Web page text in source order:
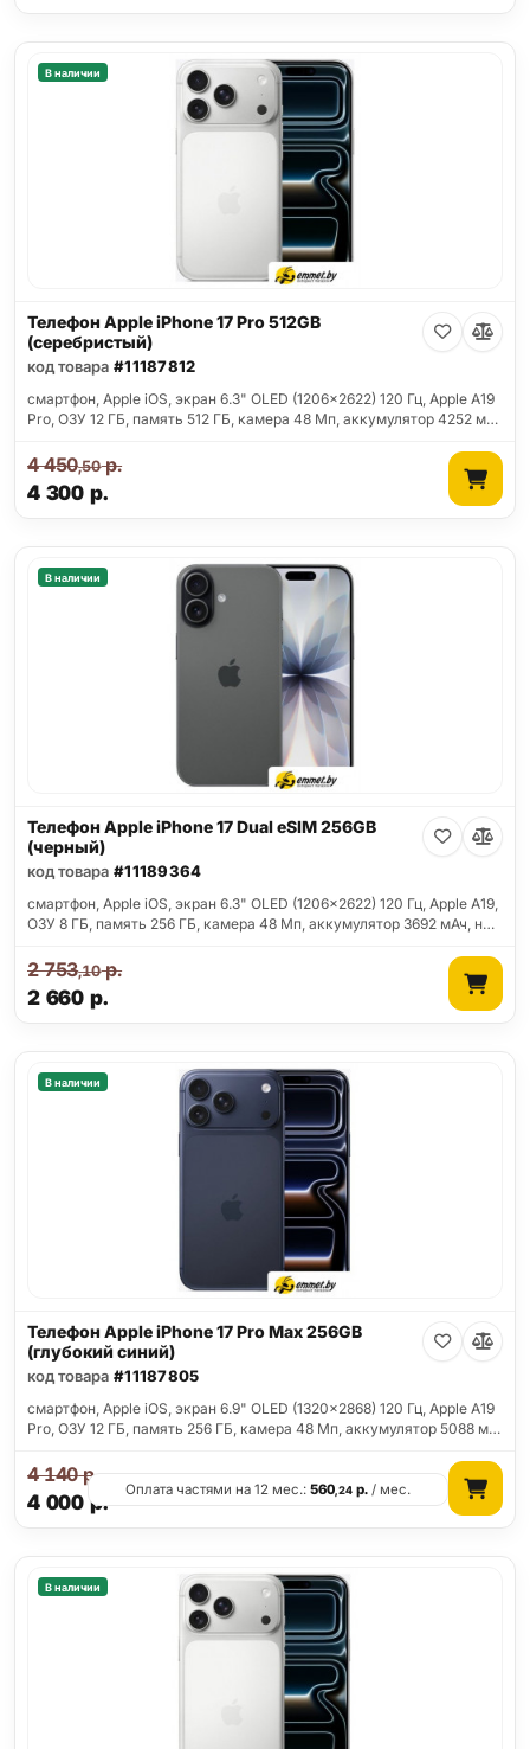
В наличии
Телефон Apple iPhone 17 Pro 512GB
(серебристый)
код товара #11187812
смартфон, Apple iOS, экран 6.3" OLED (1206x2622) 120 Гц, Apple A19
Pro, ОЗУ 12 ГБ, память 512 ГБ, камера 48 Мп, аккумулятор 4252 м…
4 300 р.
4 450,50р.
В наличии
Телефон Apple iPhone 17 Dual eSIM 256GB
(черный)
код товара #11189364
смартфон, Apple iOS, экран 6.3" OLED (1206x2622) 120 Гц, Apple A19,
ОЗУ 8 ГБ, память 256 ГБ, камера 48 Мп, аккумулятор 3692 мАч, н…
2 660 р.
2 753,10р.
В наличии
Телефон Apple iPhone 17 Pro Max 256GB
(глубокий синий)
код товара #11187805
смартфон, Apple iOS, экран 6.9" OLED (1320x2868) 120 Гц, Apple A19
Pro, ОЗУ 12 ГБ, память 256 ГБ, камера 48 Мп, аккумулятор 5088 м…
4 000 р.
4 140р.
Оплата частями на 12 мес.:560,24р./ мес.
В наличии